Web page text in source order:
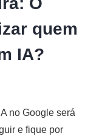
quem
IA?
no Google será
e fique por